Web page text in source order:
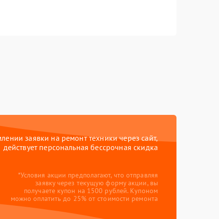
заявки на ремонт техники через сайт,
действует персональная бессрочная скидка
*Условия акции предполагают, что отправляя
заявку через текущую форму акции, вы
получаете купон на 1500 рублей. Купоном
можно оплатить до 25% от стоимости ремонта